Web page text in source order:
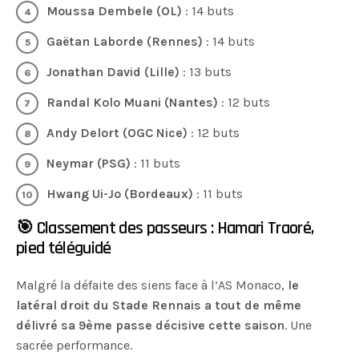
Moussa Dembele (OL) : 14 buts
Gaëtan Laborde (Rennes) : 14 buts
Jonathan David (Lille) : 13 buts
Randal Kolo Muani (Nantes) : 12 buts
Andy Delort (OGC Nice) : 12 buts
Neymar (PSG) : 11 buts
Hwang Ui-Jo (Bordeaux) : 11 buts
🎯 Classement des passeurs : Hamari Traoré,
pied téléguidé
Malgré la défaite des siens face à l’AS Monaco, le
latéral droit du Stade Rennais a tout de même
délivré sa 9ème passe décisive cette saison. Une
sacrée performance.